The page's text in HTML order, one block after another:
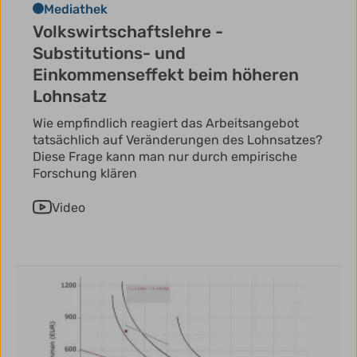
Mediathek
Volkswirtschaftslehre -
Substitutions- und
Einkommenseffekt beim höheren
Lohnsatz
Wie empfindlich reagiert das Arbeitsangebot
tatsächlich auf Veränderungen des Lohnsatzes?
Diese Frage kann man nur durch empirische
Forschung klären
Video